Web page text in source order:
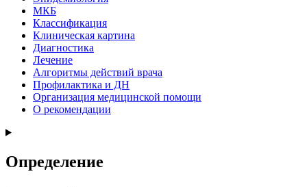
МКБ
Классификация
Клиническая картина
Диагностика
Лечение
Алгоритмы действий врача
Профилактика и ДН
Организация медицинской помощи
О рекомендации
Определение